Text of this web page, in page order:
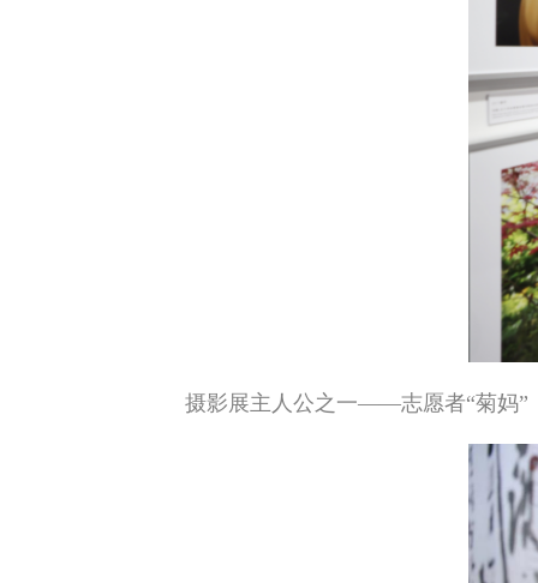
摄影展主人公之一——志愿者“菊妈”